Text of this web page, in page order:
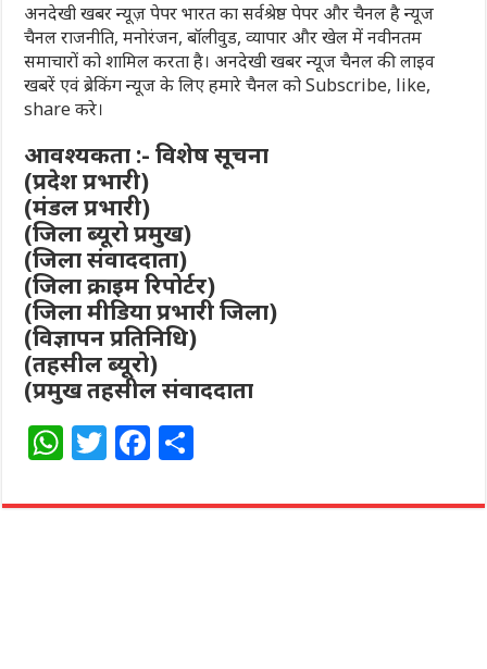
अनदेखी खबर न्यूज़ पेपर भारत का सर्वश्रेष्ठ पेपर और चैनल है न्यूज
चैनल राजनीति, मनोरंजन, बॉलीवुड, व्यापार और खेल में नवीनतम
समाचारों को शामिल करता है। अनदेखी खबर न्यूज चैनल की लाइव
खबरें एवं ब्रेकिंग न्यूज के लिए हमारे चैनल को Subscribe, like,
share करे।
आवश्यकता :- विशेष सूचना
(प्रदेश प्रभारी)
(मंडल प्रभारी)
(जिला ब्यूरो प्रमुख)
(जिला संवाददाता)
(जिला क्राइम रिपोर्टर)
(जिला मीडिया प्रभारी जिला)
(विज्ञापन प्रतिनिधि)
(तहसील ब्यूरो)
(प्रमुख तहसील संवाददाता
W
at
T
itt
F
c ar